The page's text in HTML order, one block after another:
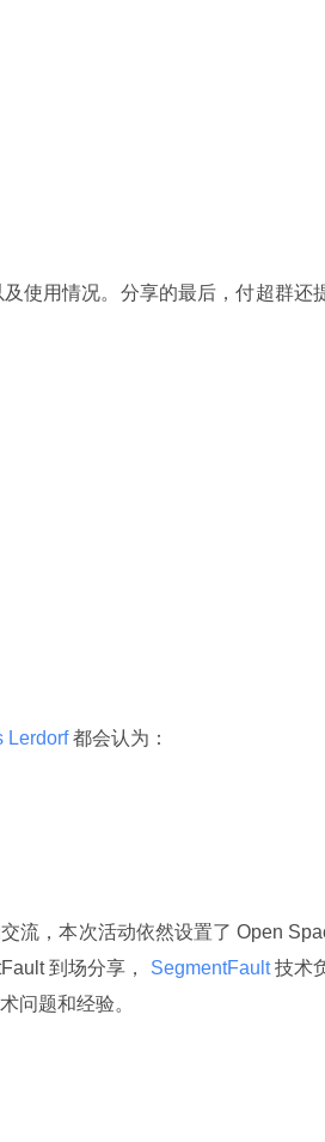
使用情况。分享的最后，付超群还
Lerdorf 都会认为：
流，本次活动依然设置了 Open
到场分享，
SegmentFault 技术
问题和经验。